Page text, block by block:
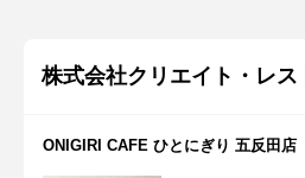
株式会社クリエイト・レス
ONIGIRI CAFE ひとにぎり 五反田店